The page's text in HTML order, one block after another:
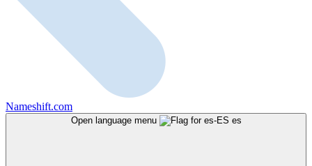
Nameshift.com
Open language menu es